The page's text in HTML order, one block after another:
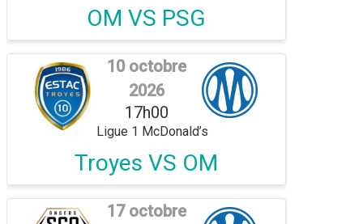
OM VS PSG
10 octobre
2026
17h00
Ligue 1 McDonald’s
Troyes VS OM
17 octobre